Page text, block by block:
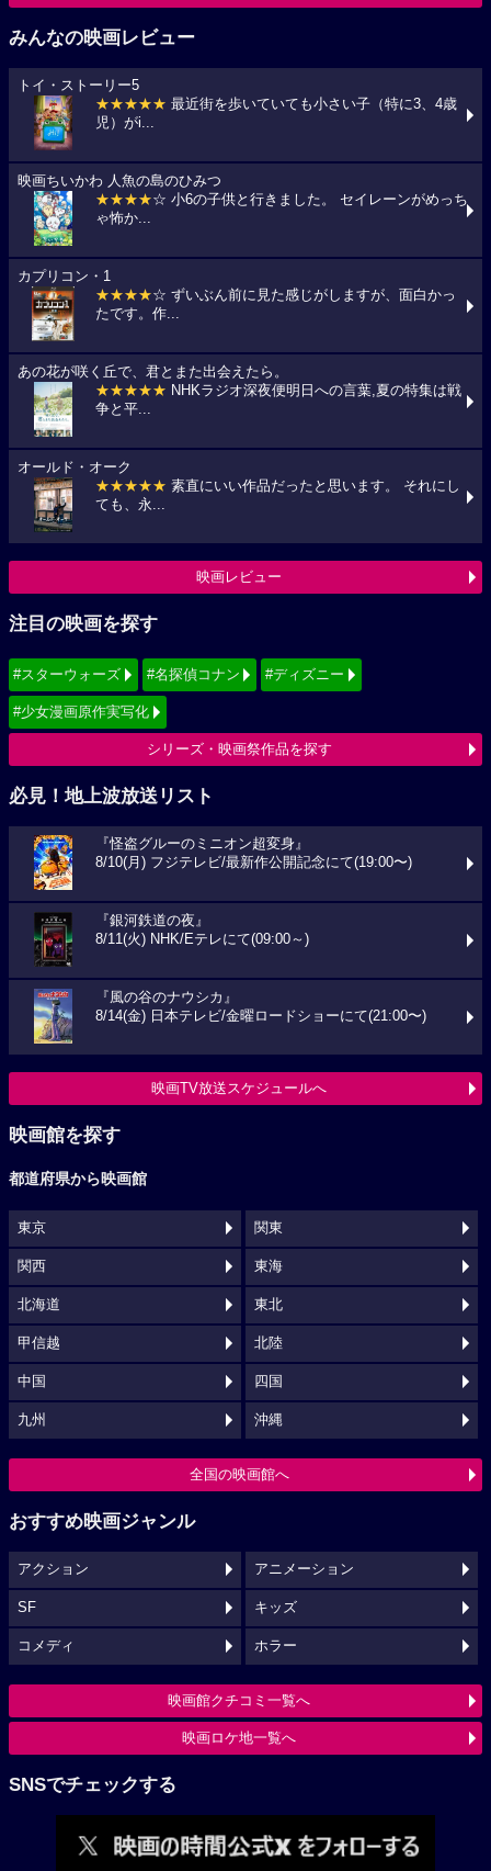
みんなの映画レビュー
トイ・ストーリー5
★★★★★ 最近街を歩いていても小さい子（特に3、4歳
児）がi...
映画ちいかわ 人魚の島のひみつ
★★★★☆ 小6の子供と行きました。 セイレーンがめっち
ゃ怖か...
カプリコン・1
★★★★☆ ずいぶん前に見た感じがしますが、面白かっ
たです。作...
あの花が咲く丘で、君とまた出会えたら。
★★★★★ NHKラジオ深夜便明日への言葉,夏の特集は戦
争と平...
オールド・オーク
★★★★★ 素直にいい作品だったと思います。 それにし
ても、永...
映画レビュー
注目の映画を探す
#スターウォーズ #名探偵コナン #ディズニー
#少女漫画原作実写化
シリーズ・映画祭作品を探す
必見！地上波放送リスト
『怪盗グルーのミニオン超変身』
8/10(月) フジテレビ/最新作公開記念にて(19:00〜)
『銀河鉄道の夜』
8/11(火) NHK/Eテレにて(09:00～)
『風の谷のナウシカ』
8/14(金) 日本テレビ/金曜ロードショーにて(21:00〜)
映画TV放送スケジュールへ
映画館を探す
都道府県から映画館
東京 関東
関西 東海
北海道 東北
甲信越 北陸
中国 四国
九州 沖縄
全国の映画館へ
おすすめ映画ジャンル
アクション アニメーション
SF キッズ
コメディ ホラー
映画館クチコミ一覧へ
映画ロケ地一覧へ
SNSでチェックする